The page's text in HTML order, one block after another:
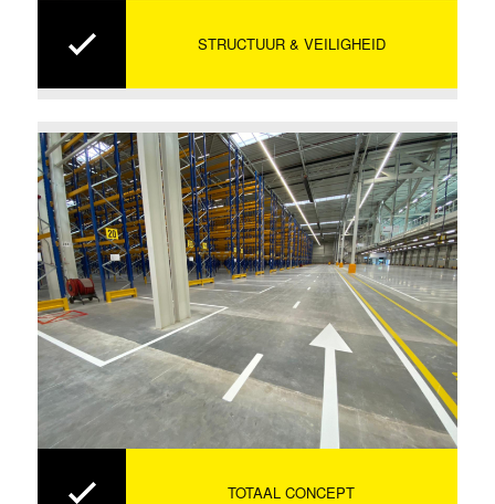
STRUCTUUR & VEILIGHEID
TOTAAL CONCEPT